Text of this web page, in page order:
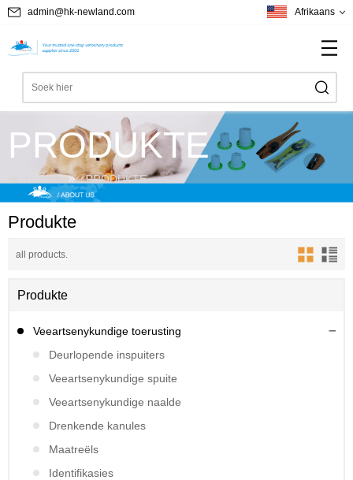
admin@hk-newland.com Afrikaans
PRODUKTE
Home PRODUKTE
Produkte
all products.
Produkte
Veeartsenykundige toerusting
Deurlopende inspuiters
Veeartsenykundige spuite
Veeartsenykundige naalde
Drenkende kanules
Maatreëls
Identifikasies